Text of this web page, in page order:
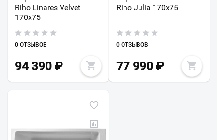
Riho Linares Velvet
170x75
0 ОТЗЫВОВ
94 390 ₽
Riho Julia 170x75
0 ОТЗЫВОВ
77 990₽